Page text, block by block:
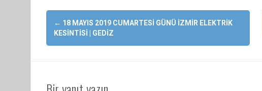
Yazı
dolaşımı
← 18 MAYIS 2019 CUMARTESI GÜNÜ İZMIR ELEKTRIK
KESINTISI | GEDIZ